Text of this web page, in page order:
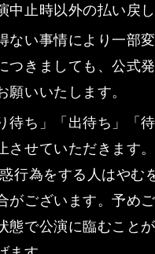
中止時以外の払い戻
ない事情により一部
つきましても、公式
願いいたします。
待ち」「出待ち」「
させていただきます。
行為をする人はやむ
がございます。予め
態で公演に臨むこと